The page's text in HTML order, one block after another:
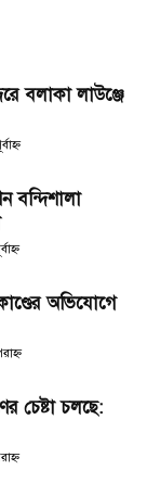
বলাকা লাউঞ্জে
অভিযোগে
চেষ্টা চলছে: